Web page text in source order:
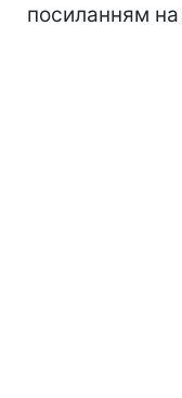
посиланням на